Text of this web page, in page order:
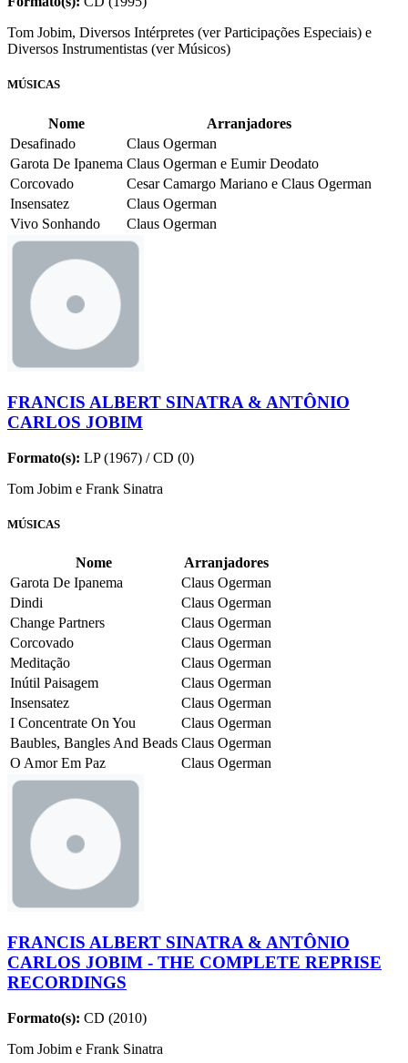
Tom Jobim, Diversos Intérpretes (ver Participações Especiais) e
Diversos Instrumentistas (ver Músicos)
MÚSICAS
Nome
Arranjadores
Desafinado
Claus Ogerman
Garota De Ipanema Claus Ogerman e Eumir Deodato
Corcovado
Cesar Camargo Mariano e Claus Ogerman
Insensatez
Claus Ogerman
Vivo Sonhando
Claus Ogerman
FRANCIS ALBERT SINATRA & ANTÔNIO
CARLOS JOBIM
Formato(s): LP (1967) / CD (0)
Tom Jobim e Frank Sinatra
MÚSICAS
Nome
Arranjadores
Garota De Ipanema
Claus Ogerman
Dindi
Claus Ogerman
Change Partners
Claus Ogerman
Corcovado
Claus Ogerman
Meditação
Claus Ogerman
Inútil Paisagem
Claus Ogerman
Insensatez
Claus Ogerman
I Concentrate On You
Claus Ogerman
Baubles, Bangles And Beads Claus Ogerman
O Amor Em Paz
Claus Ogerman
FRANCIS ALBERT SINATRA & ANTÔNIO
CARLOS JOBIM - THE COMPLETE REPRISE
RECORDINGS
Formato(s): CD (2010)
Tom Jobim e Frank Sinatra